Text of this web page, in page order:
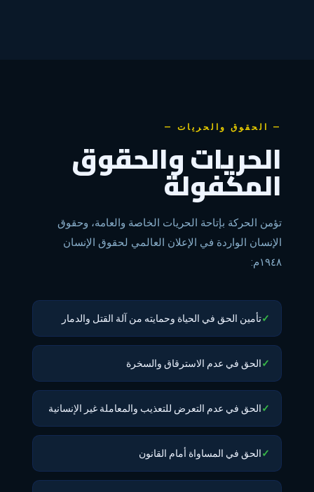
— الحقوق والحريات —
الحريات والحقوق
المكفولة
تؤمن الحركة بإتاحة الحريات الخاصة والعامة، وحقوق
الإنسان الواردة في الإعلان العالمي لحقوق الإنسان
١٩٤٨م:
✓تأمين الحق في الحياة وحمايته من آلة القتل والدمار
✓الحق في عدم الاسترقاق والسخرة
✓الحق في عدم التعرض للتعذيب والمعاملة غير الإنسانية
✓الحق في المساواة أمام القانون